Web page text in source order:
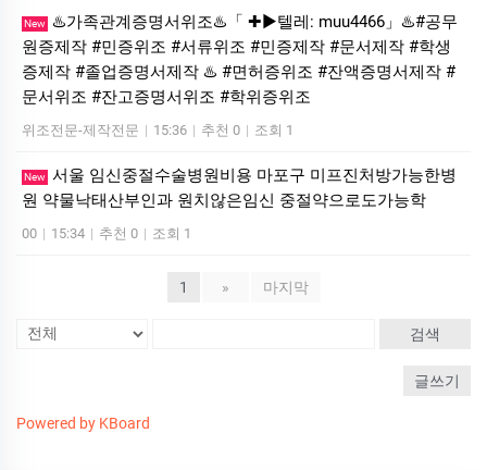
New
♨️가족관계증명서위조♨️「 ✚▶텔레: muu4466」♨️#공무
원증제작 #민증위조 #서류위조 #민증제작 #문서제작 #학생
증제작 #졸업증명서제작 ♨️ #면허증위조 #잔액증명서제작 #
문서위조 #잔고증명서위조 #학위증위조
위조전문-제작전문 | 15:36 | 추천 0 | 조회 1
New 서울 임신중절수술병원비용 마포구 미프진처방가능한병
원 약물낙태산부인과 원치않은임신 중절약으로도가능학
00 | 15:34 | 추천 0 | 조회 1
1 » 마지막
검색
글쓰기
Powered by KBoard